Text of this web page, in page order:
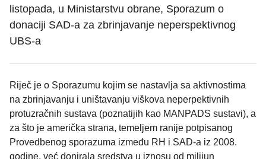
listopada, u Ministarstvu obrane, Sporazum o
donaciji SAD-a za zbrinjavanje neperspektivnog
UBS-a
Riječ je o Sporazumu kojim se nastavlja sa aktivnostima
na zbrinjavanju i uništavanju viškova neperpektivnih
protuzračnih sustava (poznatijih kao MANPADS sustavi), a
za što je američka strana, temeljem ranije potpisanog
Provedbenog sporazuma između RH i SAD-a iz 2008.
godine, već donirala sredstva u iznosu od milijun